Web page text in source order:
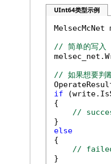
UInt64类型示例
// 简单的写入
// 如果想要判
if
{
//
else
{
//
}